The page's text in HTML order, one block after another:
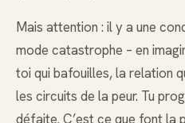
Mais attention : il y a une
mode catastrophe – en
toi qui bafouilles, la relation
les circuits de la peur. Tu
défaite. C’est ce que font la